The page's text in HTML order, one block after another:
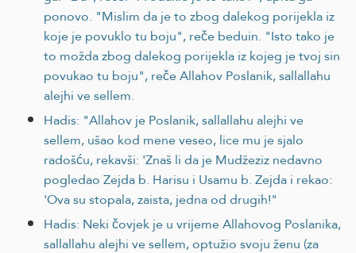
ponovo. "Mislim da je to zbog dalekog porijekla iz
koje je povuklo tu boju", reče beduin. "Isto tako je
to možda zbog dalekog porijekla iz kojeg je tvoj sin
povukao tu boju", reče Allahov Poslanik, sallallahu
alejhi ve sellem.
Hadis: "Allahov je Poslanik, sallallahu alejhi ve
sellem, ušao kod mene veseo, lice mu je sjalo
radošću, rekavši: 'Znaš li da je Mudžeziz nedavno
pogledao Zejda b. Harisu i Usamu b. Zejda i rekao:
'Ova su stopala, zaista, jedna od drugih!"
Hadis: Neki čovjek je u vrijeme Allahovog Poslanika,
sallallahu alejhi ve sellem, optužio svoju ženu (za